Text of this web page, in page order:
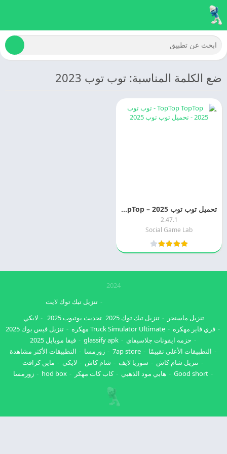
ضع الكلمة المناسبة: توب توب 2023
تحميل توب توب 2025 – TopTop اخر اصدار مجانا
2.47.1
Social Game Lab
2024
تنزيل ماسنجر تنزيل تيك توك 2025
تنزيل تيك توك لايت
تحديث يوتيوب 2025
لايكي
فري فاير مهكره
Truck Simulator Ultimate مهكره
تنزيل فيس بوك 2025
حزمه ايقونات جلاسيفاي
glassify apk
فيفا موبايل 2025
التطبيقات الأعلى تقييمًا
7ap store زورمسا
التطبيقات الأكثر مشاهدة
تنزيل شام كاش
سوريا لايف شام كاش لايكي
ماين كرافت
Good short
هابي مود الذهبي كاب كات مهكر hod box زورمسا